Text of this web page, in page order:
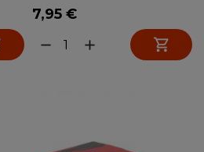
7,95 €
remove add 